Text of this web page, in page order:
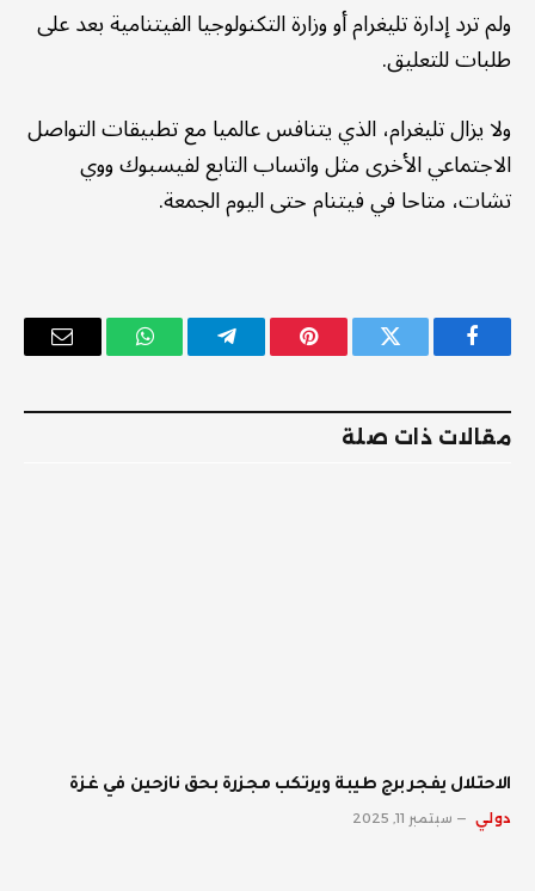
ولم ترد إدارة تليغرام أو وزارة التكنولوجيا الفيتنامية بعد على
طلبات للتعليق.
ولا يزال تليغرام، الذي يتنافس عالميا مع تطبيقات التواصل
الاجتماعي الأخرى مثل واتساب التابع لفيسبوك ووي
تشات، متاحا في فيتنام حتى اليوم الجمعة.
فيسبوك تويتر بينتيريستتيلقرام واتساب
البريد
مقالات ذات صلة
الاحتلال يفجر برج طيبة ويرتكب مجزرة بحق نازحين في غزة
دولي سبتمبر 11, 2025